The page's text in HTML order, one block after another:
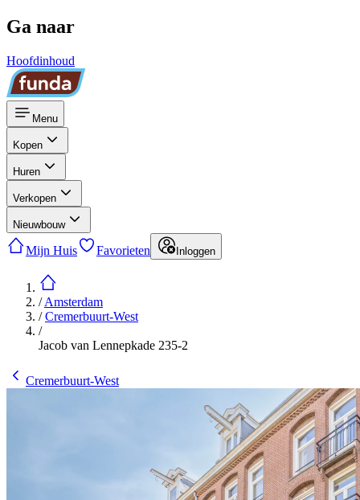
Ga naar
Hoofdinhoud
Menu
Kopen
Huren
Verkopen
Nieuwbouw
Mijn Huis Favorieten Inloggen
/Amsterdam
/Cremerbuurt-West
/
Jacob van Lennepkade 235-2
Cremerbuurt-West